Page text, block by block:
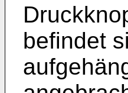
befindet